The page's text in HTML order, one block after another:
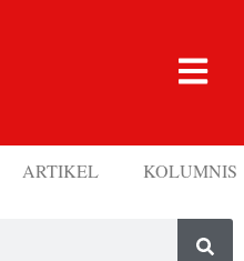
ARTIKEL KOLUMNIS